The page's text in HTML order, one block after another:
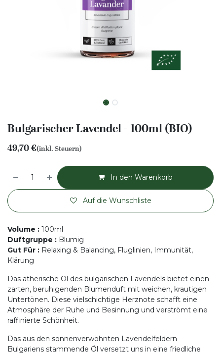
Bulgarischer Lavendel - 100ml (BIO)
49,70€(inkl. Steuern)
In den Warenkorb
Auf die Wunschliste
Volume : 100ml
Duftgruppe : Blumig
Gut Für : Relaxing & Balancing, Fluglinien, Immunität,
Klärung
Das ätherische Öl des bulgarischen Lavendels bietet einen
zarten, beruhigenden Blumenduft mit weichen, krautigen
Untertönen. Diese vielschichtige Herznote schafft eine
Atmosphäre der Ruhe und Besinnung und verströmt eine
raffinierte Schönheit.
Das aus den sonnenverwöhnten Lavendelfeldern
Bulgariens stammende Öl versetzt uns in eine friedliche